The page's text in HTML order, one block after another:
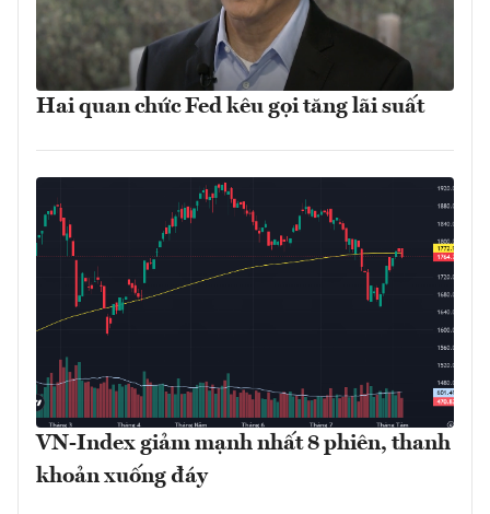
Hai quan chức Fed kêu gọi tăng lãi suất
VN-Index giảm mạnh nhất 8 phiên, thanh
khoản xuống đáy